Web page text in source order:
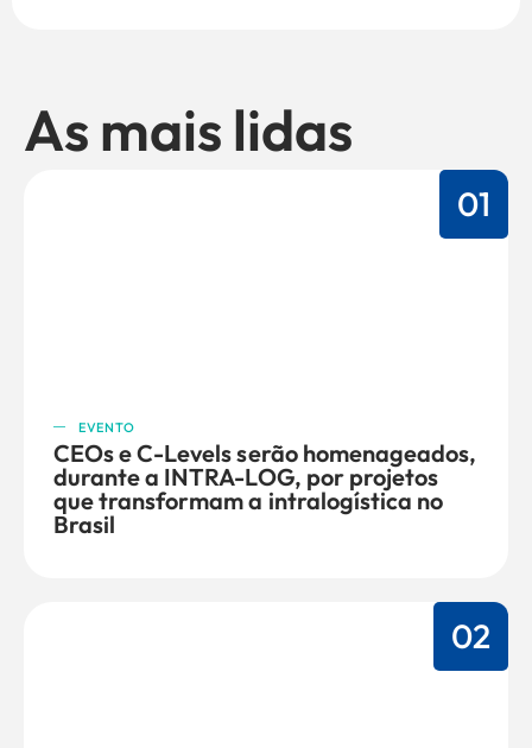
As mais lidas
01
EVENTO
CEOs e C-Levels serão homenageados,
durante a INTRA-LOG, por projetos
que transformam a intralogística no
Brasil
02